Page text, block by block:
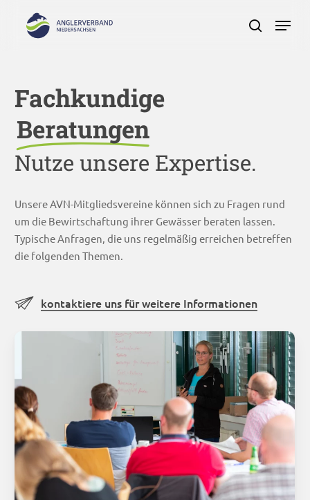
search
Menu
Fachkundige
Beratungen
Nutze unsere Expertise.
Unsere AVN-Mitgliedsvereine können sich zu Fragen rund
um die Bewirtschaftung ihrer Gewässer beraten lassen.
Typische Anfragen, die uns regelmäßig erreichen betreffen
die folgenden Themen.
kontaktiere uns für weitere Informationen